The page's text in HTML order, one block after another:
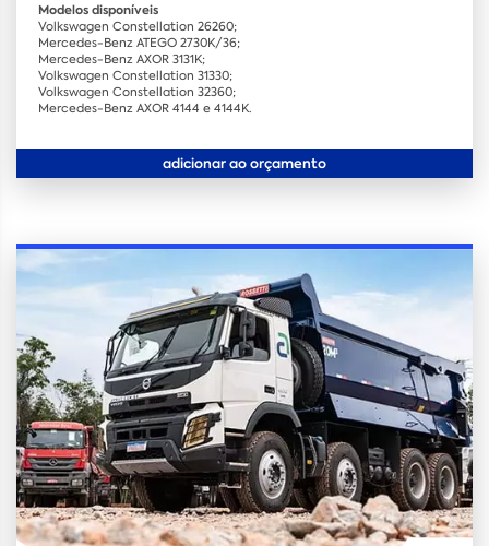
Modelos disponíveis
Volkswagen Constellation 26260;
Mercedes-Benz ATEGO 2730K/36;
Mercedes-Benz AXOR 3131K;
Volkswagen Constellation 31330;
Volkswagen Constellation 32360;
Mercedes-Benz AXOR 4144 e 4144K.
adicionar ao orçamento